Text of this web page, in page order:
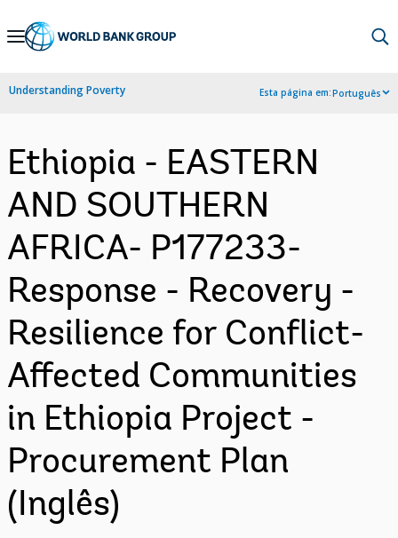
Skip
Navigation
Understanding Poverty Esta página em:Português
Ethiopia - EASTERN
AND SOUTHERN
AFRICA- P177233-
Response - Recovery -
Resilience for Conflict-
Affected Communities
in Ethiopia Project -
Procurement Plan
(Inglês)